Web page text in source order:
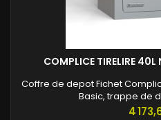
COMPLICE TIRELIRE
Coffre de depot Fichet
Basic, trappe de
Prix
4